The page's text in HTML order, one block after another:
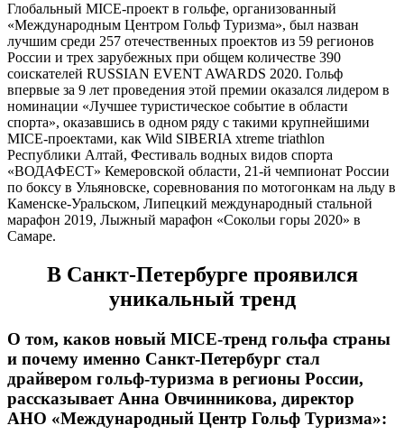
Глобальный МICE-проект в гольфе, организованный
«Международным Центром Гольф Туризма», был назван
лучшим среди 257 отечественных проектов из 59 регионов
России и трех зарубежных при общем количестве 390
соискателей RUSSIAN EVENT AWARDS 2020. Гольф
впервые за 9 лет проведения этой премии оказался лидером в
номинации «Лучшее туристическое событие в области
спорта», оказавшись в одном ряду с такими крупнейшими
МICE-проектами, как Wild SIBERIA xtreme triathlon
Республики Алтай, Фестиваль водных видов спорта
«ВОДАФЕСТ» Кемеровской области, 21-й чемпионат России
по боксу в Ульяновске, соревнования по мотогонкам на льду в
Каменске-Уральском, Липецкий международный стальной
марафон 2019, Лыжный марафон «Сокольи горы 2020» в
Самаре.
В Санкт-Петербурге проявился
уникальный тренд
О том, каков новый МICE-тренд гольфа страны
и почему именно Санкт-Петербург стал
драйвером гольф-туризма в регионы России,
рассказываетАнна Овчинникова, директор
АНО «Международный Центр Гольф Туризма»: